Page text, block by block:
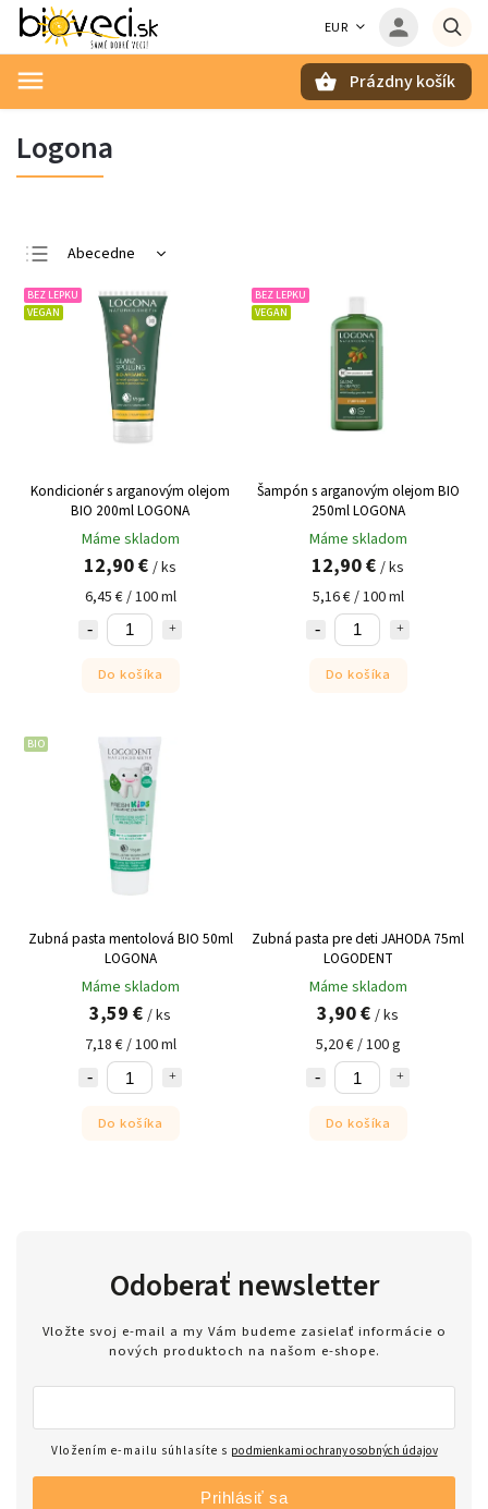
EUR
Prázdny košík
Logona
Abecedne
Najlacnejšie
Najdrahšie
Najpredávanejšie
BEZ LEPKU
VEGAN
Kondicionér s arganovým olejom
BIO 200ml LOGONA
Máme skladom
12,90 € / ks
6,45 € / 100 ml
Do košíka
BEZ LEPKU
VEGAN
Šampón s arganovým olejom BIO
250ml LOGONA
Máme skladom
12,90 € / ks
5,16 € / 100 ml
Do košíka
BIO
Zubná pasta mentolová BIO 50ml
LOGONA
Máme skladom
3,59 € / ks
7,18 € / 100 ml
Do košíka
Zubná pasta pre deti JAHODA 75ml
LOGODENT
Máme skladom
3,90 € / ks
5,20 € / 100 g
Do košíka
Odoberať newsletter
Vložte svoj e-mail a my Vám budeme zasielať informácie o
nových produktoch na našom e-shope.
Vložením e-mailu súhlasíte s podmienkami ochrany osobných údajov
Prihlásiť sa